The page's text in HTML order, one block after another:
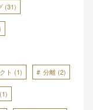
(31)
ト (1) 分離 (2)
(1)